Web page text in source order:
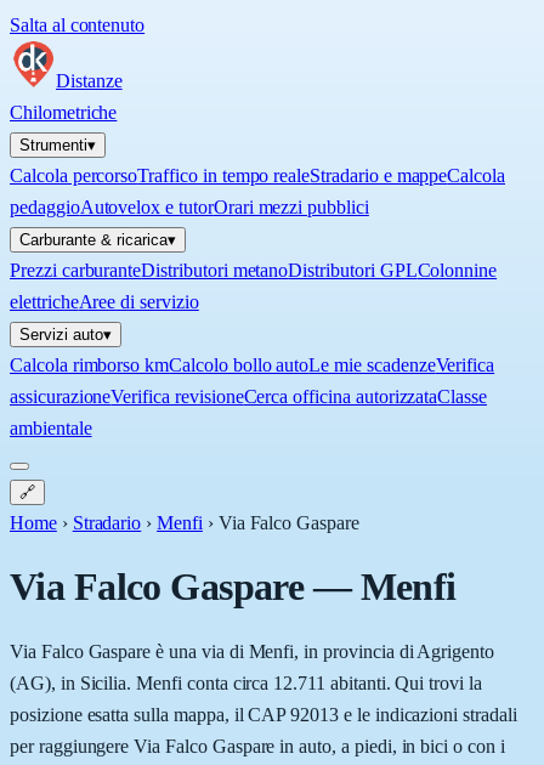
Salta al contenuto
Distanze
Chilometriche
Strumenti▾
Calcola percorsoTraffico in tempo realeStradario e mappeCalcola
pedaggioAutovelox e tutorOrari mezzi pubblici
Carburante & ricarica▾
Prezzi carburanteDistributori metanoDistributori GPLColonnine
elettricheAree di servizio
Servizi auto▾
Calcola rimborso kmCalcolo bollo autoLe mie scadenzeVerifica
assicurazioneVerifica revisioneCerca officina autorizzataClasse
ambientale
🔗
Home › Stradario › Menfi › Via Falco Gaspare
Via Falco Gaspare—Menfi
Via Falco Gaspare è una via di Menfi, in provincia di Agrigento
(AG), in Sicilia. Menfi conta circa 12.711 abitanti. Qui trovi la
posizione esatta sulla mappa, il CAP 92013 e le indicazioni stradali
per raggiungere Via Falco Gaspare in auto, a piedi, in bici o con i